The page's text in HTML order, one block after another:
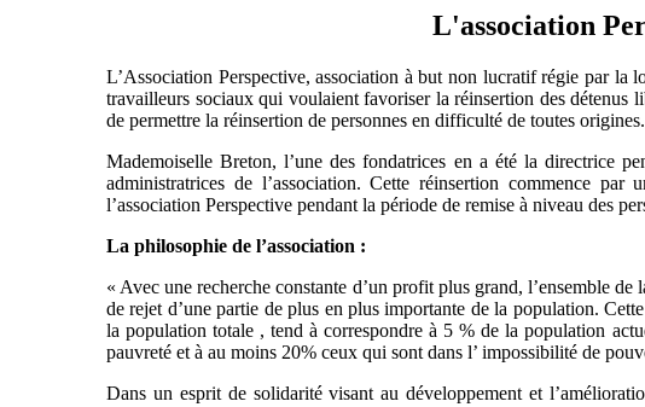
L'association
L’Association Perspective, association à but non lucratif régie par la
travailleurs sociaux qui voulaient favoriser la réinsertion des détenus
de permettre la réinsertion de personnes en difficulté de toutes origines.
Mademoiselle Breton, l’une des fondatrices en a été la directrice
administratrices de l’association. Cette réinsertion commence
l’association Perspective pendant la période de remise à niveau des
La philosophie de l’association :
« Avec une recherche constante d’un profit plus grand, l’ensemble
de rejet d’une partie de plus en plus importante de la population.
la population totale , tend à correspondre à 5 % de la population
pauvreté et à au moins 20% ceux qui sont dans l’ impossibilité de
Dans un esprit de solidarité visant au développement et